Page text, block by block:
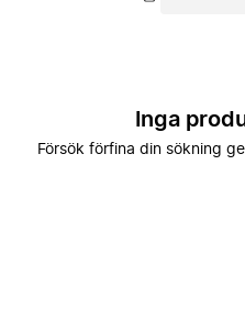
Inga
Försök förfina din sökning